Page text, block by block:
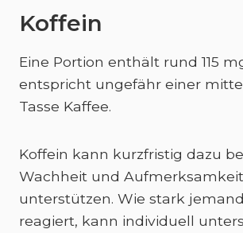
Koffein
Eine Portion enthält rund 115
entspricht ungefähr einer
Tasse Kaffee.
Koffein kann kurzfristig dazu
Wachheit und
unterstützen. Wie stark
reagiert, kann individuell